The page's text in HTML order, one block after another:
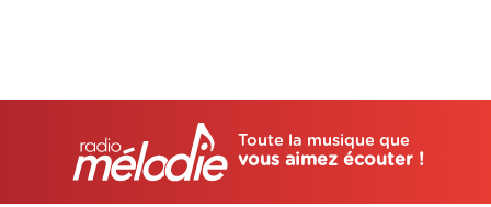
Toute la musique que
vous aimez écouter !